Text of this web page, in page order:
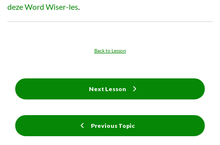
deze Word Wiser-les.
Previous Topic
Back to Lesson
Next Lesson